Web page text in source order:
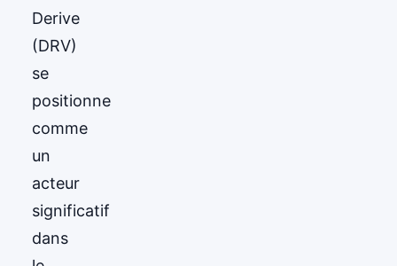
Derive
(DRV)
se
positionne
comme
un
acteur
significatif
dans